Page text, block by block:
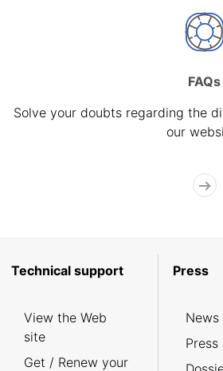
FAQs
Solve your doubts regarding the
our
Technical support
View the Web
site
Get / Renew your
Press
News
Press